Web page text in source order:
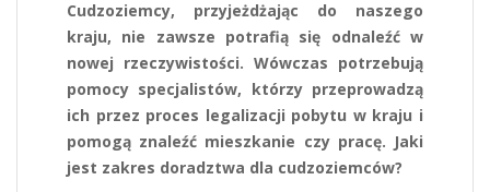
Cudzoziemcy, przyjeżdżając do naszego
kraju, nie zawsze potrafią się odnaleźć w
nowej rzeczywistości. Wówczas potrzebują
pomocy specjalistów, którzy przeprowadzą
ich przez proces legalizacji pobytu w kraju i
pomogą znaleźć mieszkanie czy pracę. Jaki
jest zakres doradztwa dla cudzoziemców?